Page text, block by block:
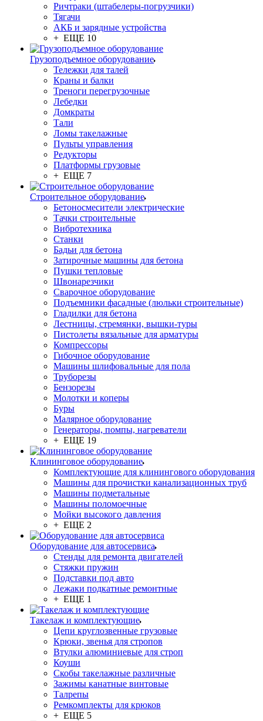
Ричтраки (штабелеры-погрузчики)
Тягачи
АКБ и зарядные устройства
+ ЕЩЕ 10
Грузоподъемное оборудование
Тележки для талей
Краны и балки
Треноги перегрузочные
Лебедки
Домкраты
Тали
Ломы такелажные
Пульты управления
Редукторы
Платформы грузовые
+ ЕЩЕ 7
Строительное оборудование
Бетоносмесители электрические
Тачки строительные
Вибротехника
Станки
Бадьи для бетона
Затирочные машины для бетона
Пушки тепловые
Швонарезчики
Сварочное оборудование
Подъемники фасадные (люльки строительные)
Гладилки для бетона
Лестницы, стремянки, вышки-туры
Пистолеты вязальные для арматуры
Компрессоры
Гибочное оборудование
Машины шлифовальные для пола
Труборезы
Бензорезы
Молотки и коперы
Буры
Малярное оборудование
Генераторы, помпы, нагреватели
+ ЕЩЕ 19
Клининговое оборудование
Комплектующие для клинингового оборудования
Машины для прочистки канализационных труб
Машины подметальные
Машины поломоечные
Мойки высокого давления
+ ЕЩЕ 2
Оборудование для автосервиса
Стенды для ремонта двигателей
Стяжки пружин
Подставки под авто
Лежаки подкатные ремонтные
+ ЕЩЕ 1
Такелаж и комплектующие
Цепи круглозвенные грузовые
Крюки, звенья для стропов
Втулки алюминиевые для строп
Коуши
Скобы такелажные различные
Зажимы канатные винтовые
Талрепы
Ремкомплекты для крюков
+ ЕЩЕ 5